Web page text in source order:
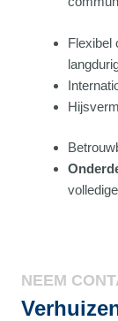
Flexibel
NEEM